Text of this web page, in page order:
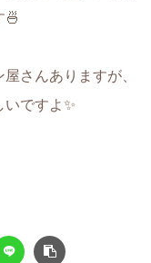
🍜
さんありますが、
いですよ✨